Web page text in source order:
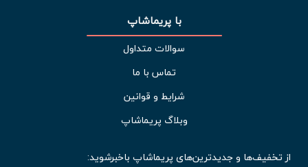
با پریماشاپ
سوالات متداول
تماس با ما
شرایط و قوانین
وبلاگ پریماشاپ
از تخفیف‌ها و جدیدترین‌های پریماشاپ باخبرشوید: